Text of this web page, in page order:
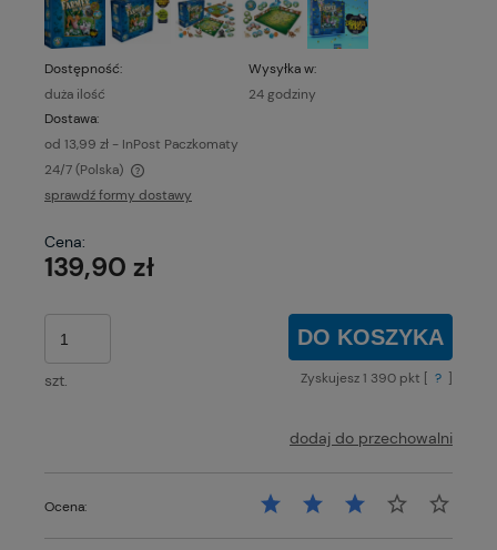
Dostępność:
duża ilość
Wysyłka w:
24 godziny
Dostawa:
od 13,99 zł - InPost Paczkomaty
24/7(Polska)
Cena nie zawiera ewentualnych kosztów płatności
sprawdź formy dostawy
Cena:
139,90 zł
szt.
DO KOSZYKA
Zyskujesz 1 390 pkt [ ? ]
dodaj do przechowalni
Ocena: